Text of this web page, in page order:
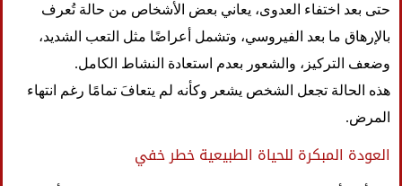
حتى بعد اختفاء العدوى، يعاني بعض الأشخاص من حالة تُعرف
بالإرهاق ما بعد الفيروسي، وتشمل أعراضًا مثل التعب الشديد،
وضعف التركيز، والشعور بعدم استعادة النشاط الكامل.
هذه الحالة تجعل الشخص يشعر وكأنه لم يتعافَ تمامًا رغم انتهاء
المرض.
العودة المبكرة للحياة الطبيعية خطر خفي